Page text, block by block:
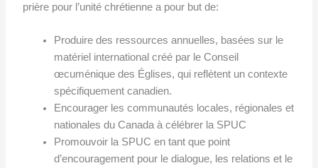
prière pour l’unité chrétienne a pour but de:
Produire des ressources annuelles, basées sur le
matériel international créé par le Conseil
œcuménique des Églises, qui reflètent un contexte
spécifiquement canadien.
Encourager les communautés locales, régionales et
nationales du Canada à célébrer la SPUC
Promouvoir la SPUC en tant que point
d’encouragement pour le dialogue, les relations et le